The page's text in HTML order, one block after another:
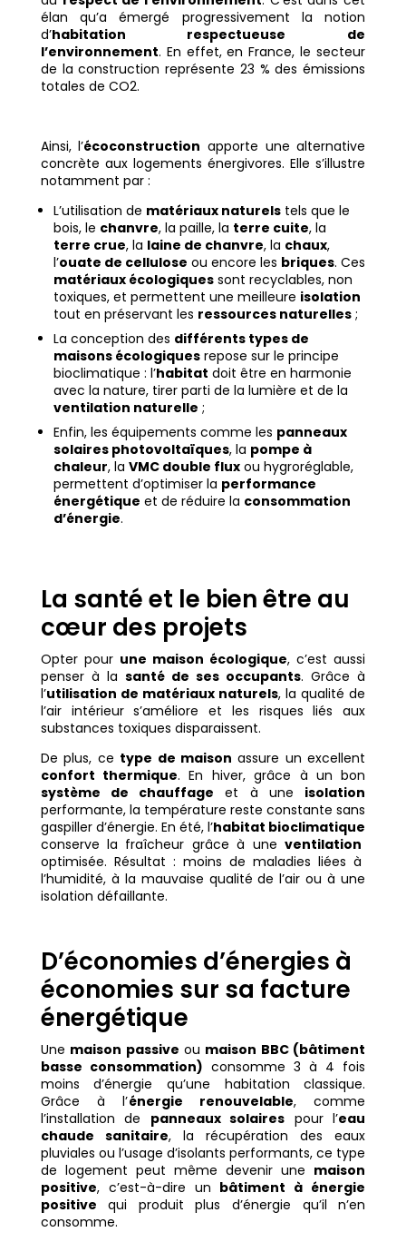
élan qu’a émergé progressivement la notion
d’habitation respectueuse de
l’environnement. En effet, en France, le secteur
de la construction représente 23 % des émissions
totales de CO2.
Ainsi, l’écoconstruction apporte une alternative
concrète aux logements énergivores. Elle s’illustre
notamment par :
L’utilisation de matériaux naturelstels que le
bois, le chanvre, la paille, la terre cuite, la
terre crue, la laine de chanvre, la chaux,
l’ouate de cellulose ou encore les briques. Ces
matériaux écologiquessont recyclables, non
toxiques, et permettent une meilleure isolation
tout en préservant les ressources naturelles;
La conception des différents types de
maisons écologiquesrepose sur le principe
bioclimatique : l’habitat doit être en harmonie
avec la nature, tirer parti de la lumière et de la
ventilation naturelle ;
Enfin, les équipements comme les panneaux
solaires photovoltaïques, la pompe à
chaleur, la VMC double fluxou hygroréglable,
permettent d’optimiser la performance
énergétique et de réduire la consommation
d’énergie.
La santé et le bien être au
cœur des projets
Opter pour une maison écologique, c’est aussi
penser à la santé de ses occupants. Grâce à
l’utilisation de matériaux naturels, la qualité de
l’air intérieur s’améliore et les risques liés aux
substances toxiques disparaissent.
De plus, ce type de maison assure un excellent
confort thermique. En hiver, grâce à un bon
système de chauffage et à une isolation
performante, la température reste constante sans
gaspiller d’énergie. En été, l’habitat bioclimatique
conserve la fraîcheur grâce à une ventilation
optimisée. Résultat : moins de maladies liées à
l’humidité, à la mauvaise qualité de l’air ou à une
isolation défaillante.
D’économies d’énergies à
économies sur sa facture
énergétique
Une maison passive ou maison BBC (bâtiment
basse consommation) consomme 3 à 4 fois
moins d’énergie qu’une habitation classique.
Grâce à l’énergie renouvelable, comme
l’installation de panneaux solaires pour l’eau
chaude sanitaire, la récupération des eaux
pluviales ou l’usage d’isolants performants, ce type
de logement peut même devenir une maison
positive, c’est-à-dire un bâtiment à énergie
positive qui produit plus d’énergie qu’il n’en
consomme.